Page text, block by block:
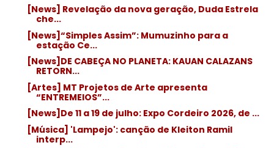
[News] Revelação da nova geração, Duda Estrela
che...
[News]“Simples Assim”: Mumuzinho para a
estação Ce...
[News]DE CABEÇA NO PLANETA: KAUAN CALAZANS
RETORN...
[Artes] MT Projetos de Arte apresenta
“ENTREMEIOS”...
[News]De 11 a 19 de julho: Expo Cordeiro 2026, de ...
[Música] 'Lampejo': canção de Kleiton Ramil
interp...